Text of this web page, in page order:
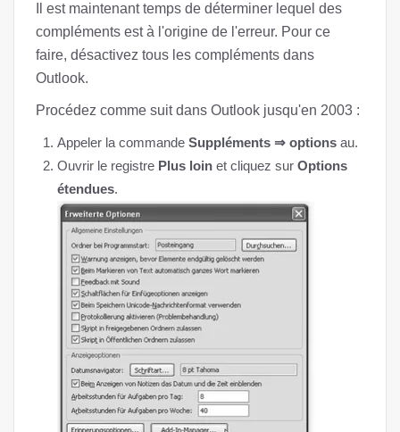
Il est maintenant temps de déterminer lequel des
compléments est à l'origine de l'erreur. Pour ce
faire, désactivez tous les compléments dans
Outlook.
Procédez comme suit dans Outlook jusqu'en 2003 :
Appeler la commande Suppléments ⇒ options au.
Ouvrir le registre Plus loin et cliquez sur Options
étendues.